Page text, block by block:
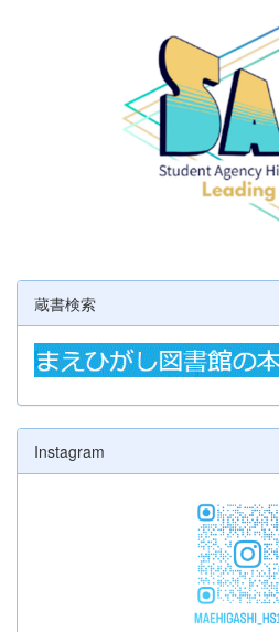
蔵書検索
Instagram